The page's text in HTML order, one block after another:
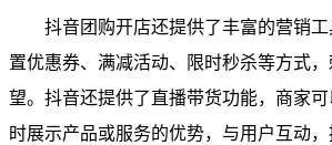
抖音团购开店还提供了丰富的营销
置优惠券、满减活动、限时秒杀等方式
望。抖音还提供了直播带货功能，商家
时展示产品或服务的优势，与用户互动，